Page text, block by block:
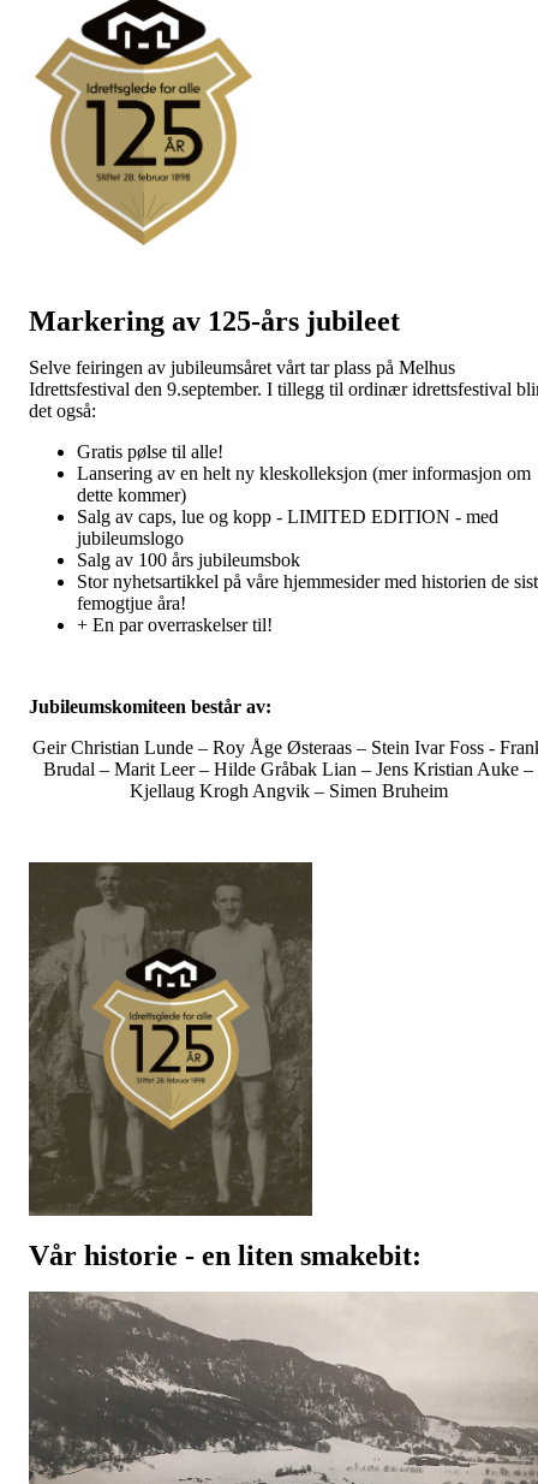
Markering av 125-års jubileet
Selve feiringen av jubileumsåret vårt tar plass på Melhus
Idrettsfestival den 9.september. I tillegg til ordinær idrettsfestival
det også:
Gratis pølse til alle!
Lansering av en helt ny kleskolleksjon (mer informasjon om
dette kommer)
Salg av caps, lue og kopp - LIMITED EDITION - med
jubileumslogo
Salg av 100 års jubileumsbok
Stor nyhetsartikkel på våre hjemmesider med historien de
femogtjue åra!
+ En par overraskelser til!
Jubileumskomiteen består av:
Geir Christian Lunde – Roy Åge Østeraas – Stein Ivar Foss -
Brudal – Marit Leer – Hilde Gråbak Lian – Jens Kristian Auke –
Kjellaug Krogh Angvik – Simen Bruheim
Vår historie - en liten smakebit: